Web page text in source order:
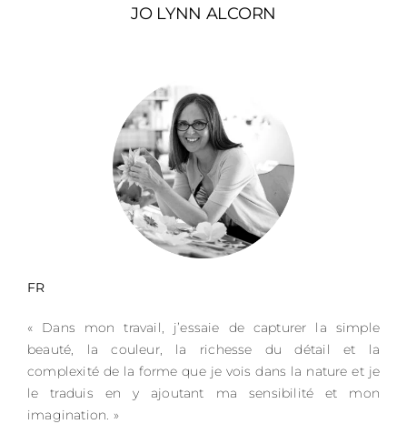
JO LYNN ALCORN
FR
« Dans mon travail, j’essaie de capturer la simple
beauté, la couleur, la richesse du détail et la
complexité de la forme que je vois dans la nature et je
le traduis en y ajoutant ma sensibilité et mon
imagination. »